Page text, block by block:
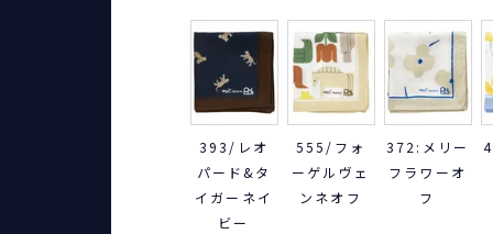
393/レオ
パード&タ
イガーネイ
ビー
555/フォ
ーゲルヴェ
ンネオフ
372:メリー
フラワーオ
フ